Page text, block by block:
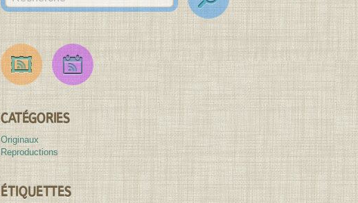
des
Canvases
des
Expositions
CATÉGORIES
Originaux
Reproductions
ÉTIQUETTES